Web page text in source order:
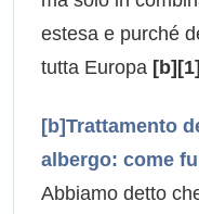
estesa e purché
tutta Europa [b][1]
[b]Trattamento
albergo: come
Abbiamo detto